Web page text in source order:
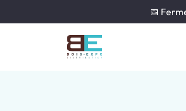
📅
Nos produits